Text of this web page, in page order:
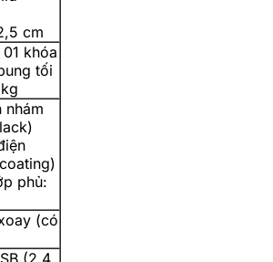
cm
khóa
tối
nhám
phủ:
(có